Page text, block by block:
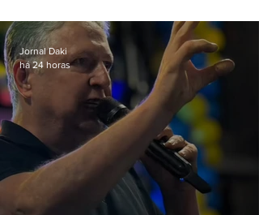
Jornal Daki
há 24 horas